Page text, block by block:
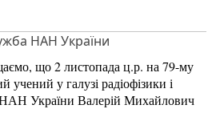
НАН України
що 2 листопада ц.р. на 79-му
учений у галузі радіофізики і
НАН України Валерій Михайлович